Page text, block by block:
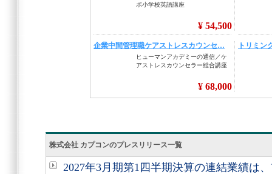
株式会社 カプコンのプレスリリース一覧
2027年3月期第1四半期決算の連結業績は